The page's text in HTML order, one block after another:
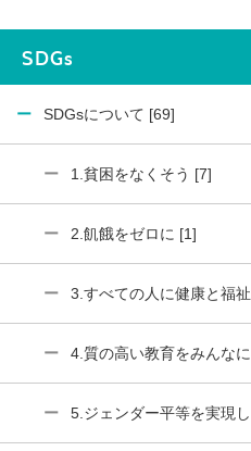
SDGs
SDGsについて [69]
1.貧困をなくそう [7]
2.飢餓をゼロに [1]
3.すべての人に健康と福
4.質の高い教育をみんな
5.ジェンダー平等を実現